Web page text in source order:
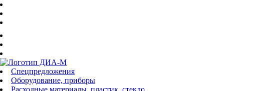
Спецпредложения
Оборудование, приборы
Расходные материалы, пластик, стекло